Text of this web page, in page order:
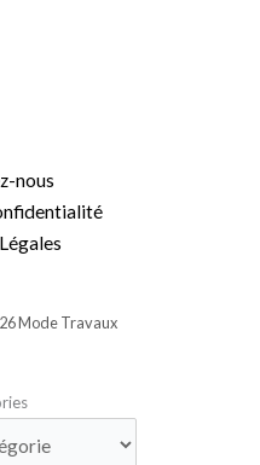
nous
Mode Travaux